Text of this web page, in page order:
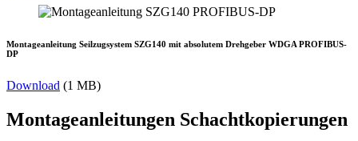
Montageanleitung Seilzugsystem SZG140 mit absolutem Drehgeber WDGA PROFIBUS-
DP
Download (1 MB)
Montageanleitungen Schachtkopierungen